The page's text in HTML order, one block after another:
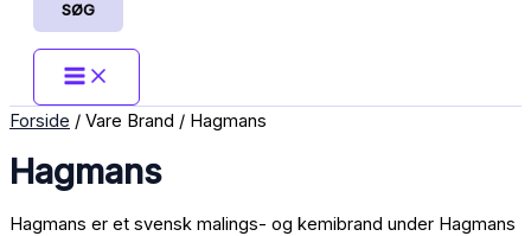
SØG
Forside / Vare Brand / Hagmans
Hagmans
Hagmans er et svensk malings- og kemibrand under Hagmans